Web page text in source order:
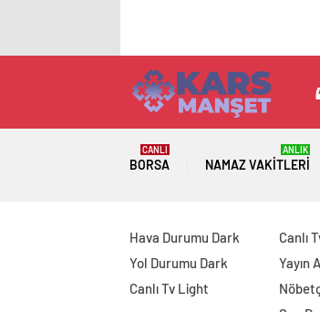
BORSA
CANLI
NAMAZ VAKITLERI
ANLIK
Hava Durumu Dark
Yol Durumu Dark
Canlı Tv Light
Canlı
Yayın